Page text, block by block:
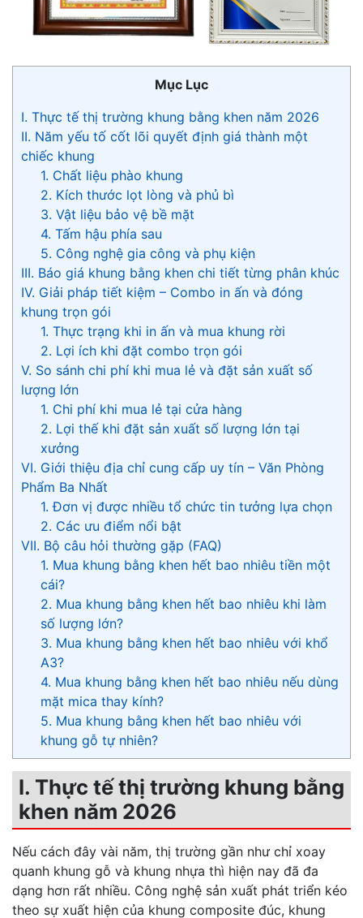
Mục Lục
I. Thực tế thị trường khung bằng khen năm 2026
II. Năm yếu tố cốt lõi quyết định giá thành một
chiếc khung
1. Chất liệu phào khung
2. Kích thước lọt lòng và phủ bì
3. Vật liệu bảo vệ bề mặt
4. Tấm hậu phía sau
5. Công nghệ gia công và phụ kiện
III. Báo giá khung bằng khen chi tiết từng phân khúc
IV. Giải pháp tiết kiệm – Combo in ấn và đóng
khung trọn gói
1. Thực trạng khi in ấn và mua khung rời
2. Lợi ích khi đặt combo trọn gói
V. So sánh chi phí khi mua lẻ và đặt sản xuất số
lượng lớn
1. Chi phí khi mua lẻ tại cửa hàng
2. Lợi thế khi đặt sản xuất số lượng lớn tại
xưởng
VI. Giới thiệu địa chỉ cung cấp uy tín – Văn Phòng
Phẩm Ba Nhất
1. Đơn vị được nhiều tổ chức tin tưởng lựa chọn
2. Các ưu điểm nổi bật
VII. Bộ câu hỏi thường gặp (FAQ)
1. Mua khung bằng khen hết bao nhiêu tiền một
cái?
2. Mua khung bằng khen hết bao nhiêu khi làm
số lượng lớn?
3. Mua khung bằng khen hết bao nhiêu với khổ
A3?
4. Mua khung bằng khen hết bao nhiêu nếu dùng
mặt mica thay kính?
5. Mua khung bằng khen hết bao nhiêu với
khung gỗ tự nhiên?
I. Thực tế thị trường khung bằng
khen năm 2026
Nếu cách đây vài năm, thị trường gần như chỉ xoay
quanh khung gỗ và khung nhựa thì hiện nay đã đa
dạng hơn rất nhiều. Công nghệ sản xuất phát triển kéo
theo sự xuất hiện của khung composite đúc, khung